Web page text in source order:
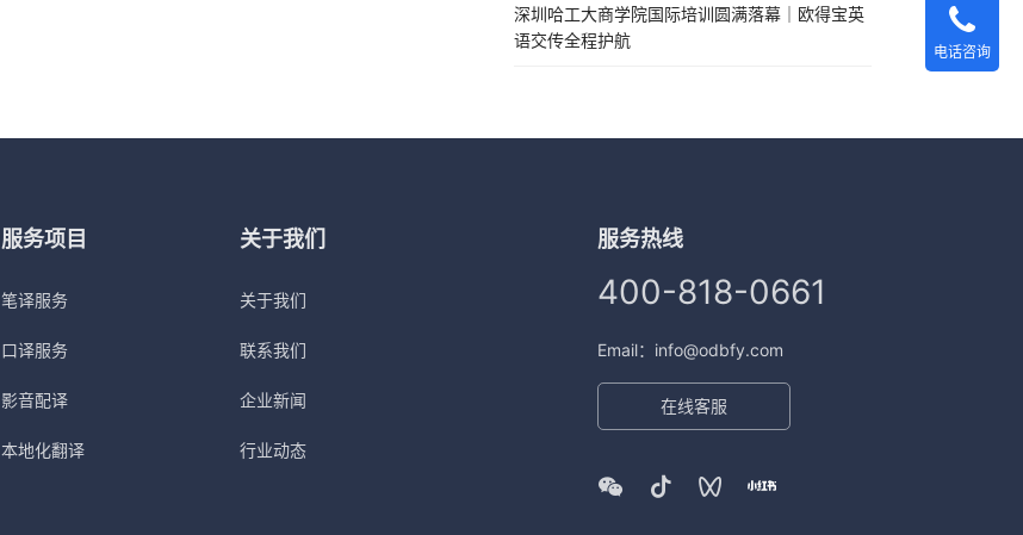
深圳哈工大商学院国际培训圆满落幕｜欧得宝英
语交传全程护航
服务项目
笔译服务
口译服务
影音配译
本地化翻译
关于我们
关于我们
联系我们
企业新闻
行业动态
服务热线
400-818-0661
Email：info@odbfy.com
在线客服
电话咨询